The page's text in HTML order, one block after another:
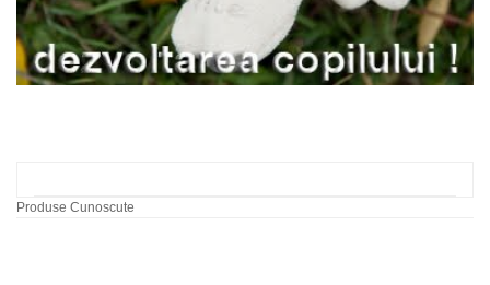
Produse Cunoscute